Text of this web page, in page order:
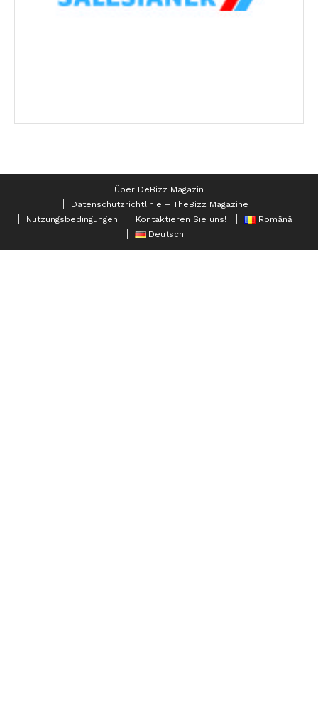
Über DeBizz Magazin
Datenschutzrichtlinie – TheBizz Magazine
Nutzungsbedingungen
Kontaktieren Sie uns!
Română
Deutsch